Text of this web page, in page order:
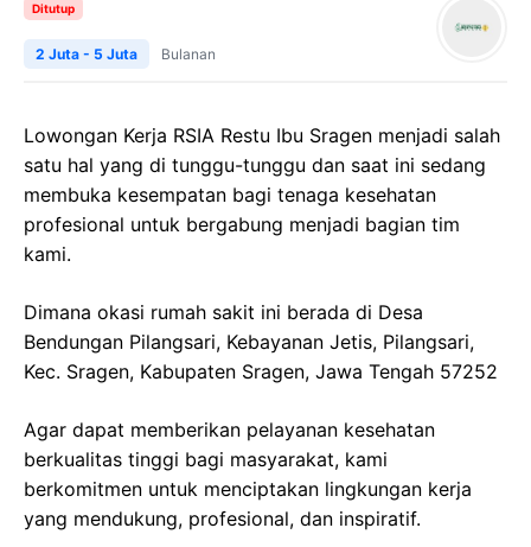
Ditutup
2 Juta - 5 Juta Bulanan
Lowongan Kerja RSIA Restu Ibu Sragen menjadi salah
satu hal yang di tunggu-tunggu dan saat ini sedang
membuka kesempatan bagi tenaga kesehatan
profesional untuk bergabung menjadi bagian tim
kami.
Dimana okasi rumah sakit ini berada di Desa
Bendungan Pilangsari, Kebayanan Jetis, Pilangsari,
Kec. Sragen, Kabupaten Sragen, Jawa Tengah 57252
Agar dapat memberikan pelayanan kesehatan
berkualitas tinggi bagi masyarakat, kami
berkomitmen untuk menciptakan lingkungan kerja
yang mendukung, profesional, dan inspiratif.